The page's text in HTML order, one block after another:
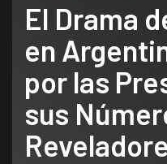
El Drama
en
por las
sus